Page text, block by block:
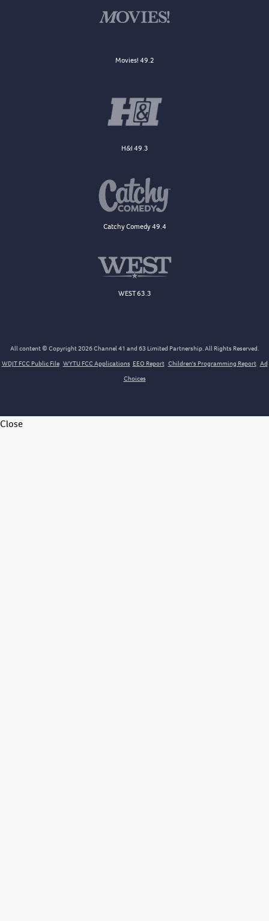
Movies! 49.2
H&I 49.3
Catchy Comedy 49.4
WEST 63.3
All content © Copyright 2026 Channel 41 and 63 Limited Partnership. All Rights Reserved.
WDJT FCC Public File WYTU FCC Applications EEO Report Children's Programming Report Ad
Choices
Close